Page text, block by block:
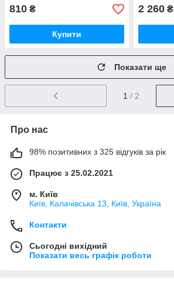
810 ₴
Купити
2 260 ₴
Показати ще
1 / 2
Про нас
98% позитивних з 325 відгуків за рік
Працює з 25.02.2021
м. Київ
Київ, Калачівська 13, Київ, Україна
Контакти
Сьогодні вихідний
Показати весь графік роботи